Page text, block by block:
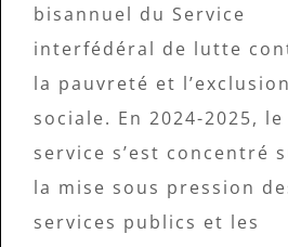
bisannuel du Service
interfédéral de lutte
la pauvreté et l’exclusion
sociale. En 2024-2025, le
service s’est concentré
la mise sous pression
services publics et les